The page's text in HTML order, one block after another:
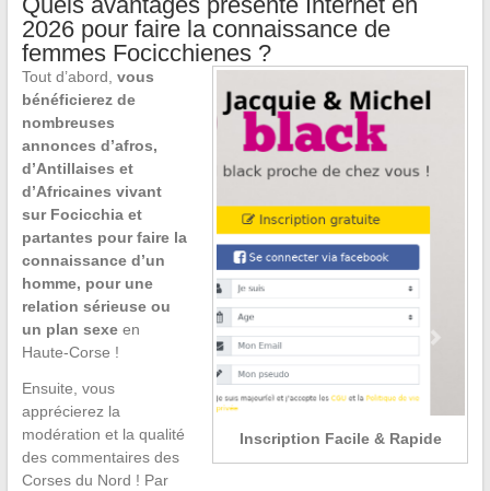
2026 pour faire la connaissance de
femmes Focicchienes ?
Inscription Facile & Rapide
Tout d’abord, vous
bénéficierez de
nombreuses
annonces d’afros,
d’Antillaises et
d’Africaines vivant
sur Focicchia et
partantes pour faire la
connaissance d’un
homme, pour une
relation sérieuse ou
un plan sexeen
Haute-Corse !
Ensuite, vous
apprécierez la
modération et la qualité
des commentaires des
Corses du Nord ! Par